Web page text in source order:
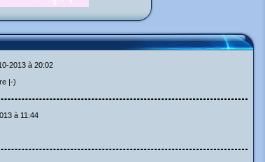
2013 à 20:02
|-)
à 11:44